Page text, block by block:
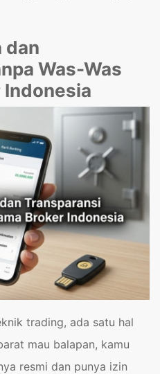
dan
Was-Was
Indonesia
trading, ada satu hal
mau balapan, kamu
resmi dan punya izin